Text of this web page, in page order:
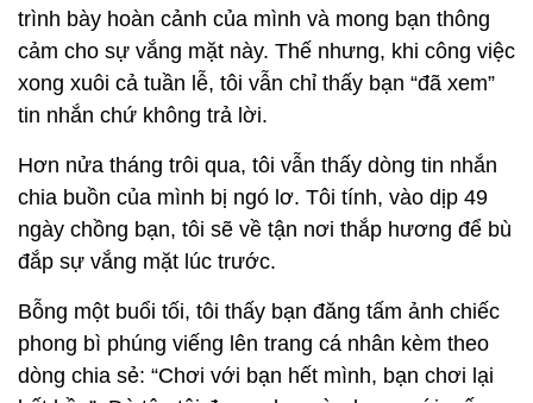
trình bày hoàn cảnh của mình và mong bạn thông
cảm cho sự vắng mặt này. Thế nhưng, khi công việc
xong xuôi cả tuần lễ, tôi vẫn chỉ thấy bạn “đã xem”
tin nhắn chứ không trả lời.
Hơn nửa tháng trôi qua, tôi vẫn thấy dòng tin nhắn
chia buồn của mình bị ngó lơ. Tôi tính, vào dịp 49
ngày chồng bạn, tôi sẽ về tận nơi thắp hương để bù
đắp sự vắng mặt lúc trước.
Bỗng một buổi tối, tôi thấy bạn đăng tấm ảnh chiếc
phong bì phúng viếng lên trang cá nhân kèm theo
dòng chia sẻ: “Chơi với bạn hết mình, bạn chơi lại